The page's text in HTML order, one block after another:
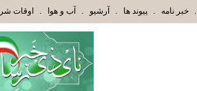
أُوْلَئِكَ الَّذِينَ هَدَاهُمُ اللَّهُ وَأُوْلَئِكَ هُمْ أُوْلُوا . خبر نامه . پیوند ها . آرشیو . آب و هوا . اوقات